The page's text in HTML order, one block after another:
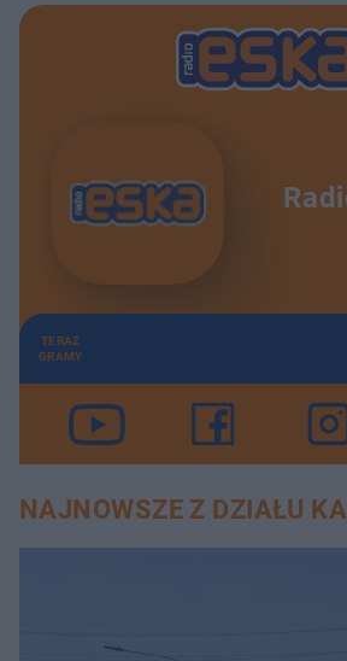
TERAZ
GRAMY
NAJNOWSZE Z DZIAŁU